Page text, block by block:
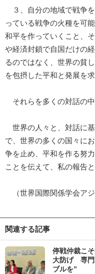
３、自分の地域で戦争
っている戦争の火種を可
和平を作っていくこと、
や経済封鎖で自国だけの
るのではなく、世界の貧
を包摂した平和と発展を
それらを多くの対話の中
世界の人々と、対話に
で、世界の多くの国々に
争を止め、平和を作る努
ことを伝えて、私の報告と
（世界国際関係学会アジ
関連する記事
停戦仲裁こ
大防げ 専門
ブルを”